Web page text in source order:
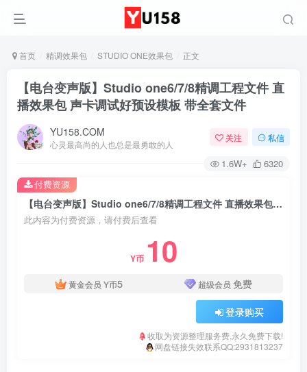
首页 精调效果包 STUDIO ONE效果包 正文
【电台变声版】Studio one6/7/8精调工程文件 直
播效果包 声卡调试好预设模板 带全套文件
YU158.COM
心灵最高尚的人也总是最勇敢的人
关注 私信
1.6W+ 6320
【电台变声版】Studio one6/7/8精调工程文件 直播效果包 声卡调试好预设模板 带全套文件
此内容为付费资源，请付费后查看
Y币 10
黄金会员 Y币5 超级会员 免费
登录购买
收取为资源整理服务费,永久免费下载!
网盘链接失效联系QQ:2931813237
付费资源